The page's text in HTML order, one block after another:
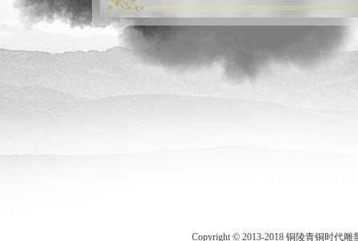
Copyright © 2013-2018 铜陵青铜时代雕